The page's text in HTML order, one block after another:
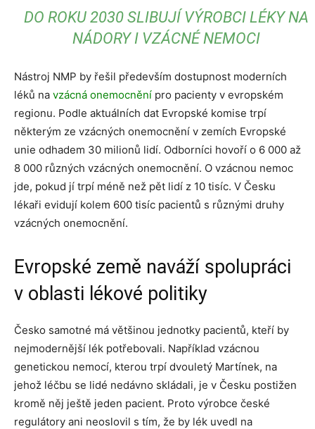
DO ROKU 2030 SLIBUJÍ VÝROBCI LÉKY NA
NÁDORY I VZÁCNÉ NEMOCI
Nástroj NMP by řešil především dostupnost moderních
léků na vzácná onemocnění pro pacienty v evropském
regionu. Podle aktuálních dat Evropské komise trpí
některým ze vzácných onemocnění v zemích Evropské
unie odhadem 30 milionů lidí. Odborníci hovoří o 6 000 až
8 000 různých vzácných onemocnění. O vzácnou nemoc
jde, pokud jí trpí méně než pět lidí z 10 tisíc. V Česku
lékaři evidují kolem 600 tisíc pacientů s různými druhy
vzácných onemocnění.
Evropské země naváží spolupráci
v oblasti lékové politiky
Česko samotné má většinou jednotky pacientů, kteří by
nejmodernější lék potřebovali. Například vzácnou
genetickou nemocí, kterou trpí dvouletý Martínek, na
jehož léčbu se lidé nedávno skládali, je v Česku postižen
kromě něj ještě jeden pacient. Proto výrobce české
regulátory ani neoslovil s tím, že by lék uvedl na